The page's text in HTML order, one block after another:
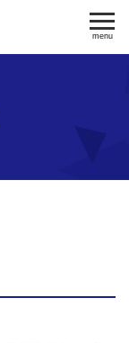
入退室管理
menu